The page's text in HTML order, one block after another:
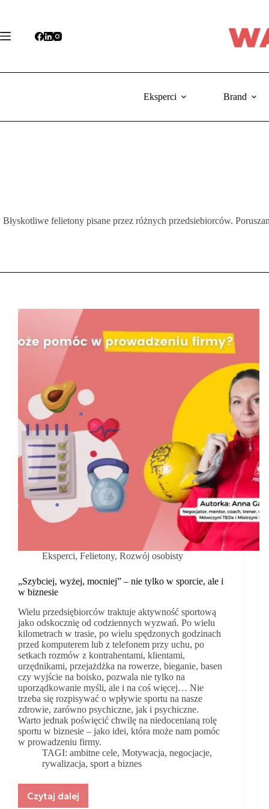
Eksperci Brand
Błyskotliwe felietony pisane przez różnych przedsiebiorców.
Eksperci, Felietony, Rozwój osobisty
„Szybciej, wyżej, mocniej” – nie tylko w sporcie, ale i
w biznesie
Wielu przedsiębiorców traktuje aktywność sportową
jako odskocznię od codziennych wyzwań. Po wielu
kilometrach w trasie, po wielu spędzonych godzinach
przed komputerem lub z telefonem przy uchu, po
setkach rozmów z kontrahentami, klientami,
urzędnikami, przejażdżka na rowerze, bieganie, basen
czy wyjście na boisko, pozwala nie tylko na
uporządkowanie myśli, ale i na coś więcej… Nie
trzeba się rozpisywać o wpływie sportu na nasze
zdrowie, zarówno psychiczne, jak i psychiczne.
Warto jednak poświęcić chwilę na niedocenianą rolę
sportu w biznesie – jako idei, która może nam pomóc
w prowadzeniu firmy.
TAGI: ambitne cele,Motywacja,negocjacje,
rywalizacja, sport a biznes
Czytaj dalej
„Szybciej,